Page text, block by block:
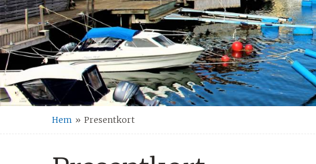
Hem » Presentkort